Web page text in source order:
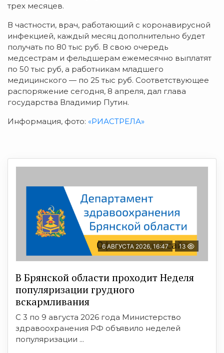
трех месяцев.
В частности, врач, работающий с коронавирусной
инфекцией, каждый месяц дополнительно будет
получать по 80 тыс руб. В свою очередь
медсестрам и фельдшерам ежемесячно выплатят
по 50 тыс руб, а работникам младшего
медицинского — по 25 тыс руб. Соответствующее
распоряжение сегодня, 8 апреля, дал глава
государства Владимир Путин.
Информация, фото: «РИАСТРЕЛА»
6 АВГУСТА 2026, 16:47 13
В Брянской области проходит Неделя
популяризации грудного
вскармливания
С 3 по 9 августа 2026 года Министерство
здравоохранения РФ объявило неделей
популяризации ...